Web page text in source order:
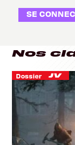
SE
Nos
Dossier